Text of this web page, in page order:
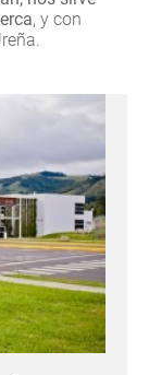
, y con